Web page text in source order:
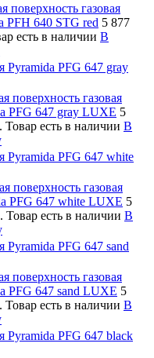
поверхность газовая
PFH 640 STG red 5 877
есть в наличии В
Pyramida PFG 647 gray
поверхность газовая
PFG 647 gray LUXE 5
Товар есть в наличии В
Pyramida PFG 647 white
поверхность газовая
PFG 647 white LUXE 5
Товар есть в наличии В
Pyramida PFG 647 sand
поверхность газовая
PFG 647 sand LUXE 5
Товар есть в наличии В
Pyramida PFG 647 black